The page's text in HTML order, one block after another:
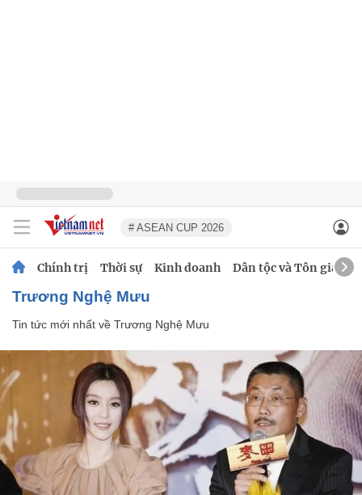
# ASEAN CUP 2026
Chính trị Thời sự Kinh doanh Dân tộc và Tôn giáo
Trương Nghệ Mưu
Tin tức mới nhất về Trương Nghệ Mưu